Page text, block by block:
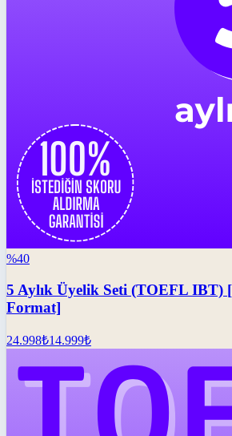
%40
5 Aylık Üyelik Seti (TOEFL IBT)
Format]
24.998₺14.999₺